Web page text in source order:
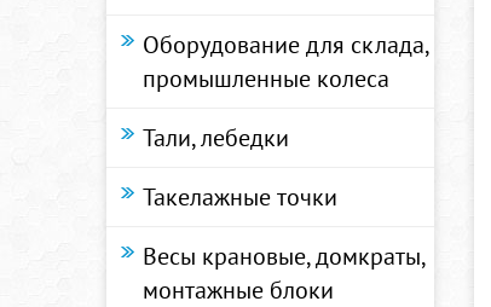
Оборудование для склада,
промышленные колеса
Тали, лебедки
Такелажные точки
Весы крановые, домкраты,
монтажные блоки